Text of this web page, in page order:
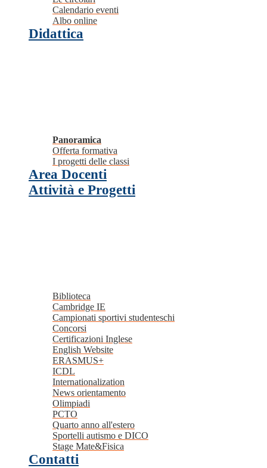
Calendario eventi
Albo online
Didattica
Panoramica
Offerta formativa
I progetti delle classi
Area Docenti
Attività e Progetti
Biblioteca
Cambridge IE
Campionati sportivi studenteschi
Concorsi
Certificazioni Inglese
English Website
ERASMUS+
ICDL
Internationalization
News orientamento
Olimpiadi
PCTO
Quarto anno all'estero
Sportelli autismo e DICO
Stage Mate&Fisica
Contatti